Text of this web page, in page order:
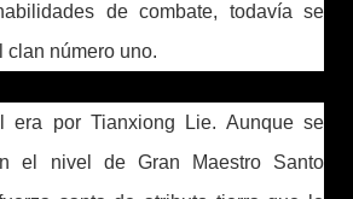
de combate, todavía se
clan número uno.
era por Tianxiong Lie. Aunque se
el nivel de Gran Maestro Santo